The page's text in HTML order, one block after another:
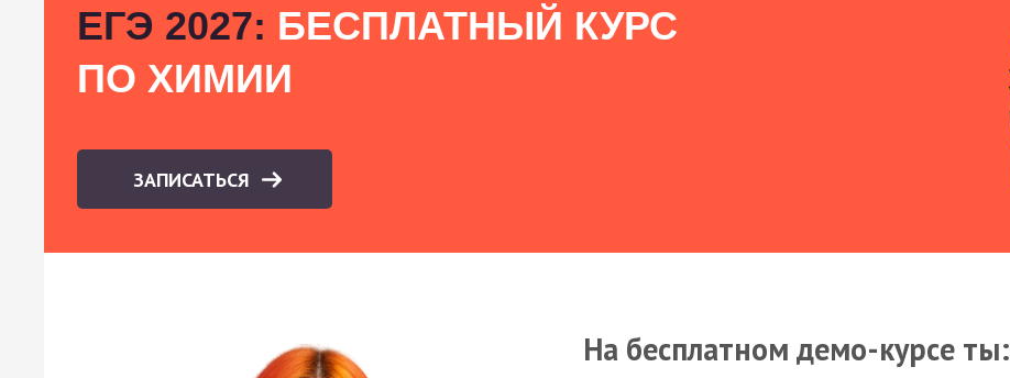
ЕГЭ 2027: БЕСПЛАТНЫЙ КУРС
ПО ХИМИИ
ЗАПИСАТЬСЯ
На бесплатном демо-курсе ты: